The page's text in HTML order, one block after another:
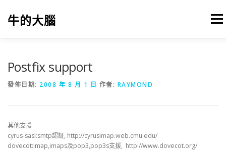
牛的大腦 選單
Postfix support
發佈日期: 2008 年 8 月 1 日 作者: RAYMOND
其他支援
cyrus-sasl:smtp認証, http://cyrusimap.web.cmu.edu/
dovecot:imap,imaps及pop3,pop3s支援, http://www.dovecot.org/